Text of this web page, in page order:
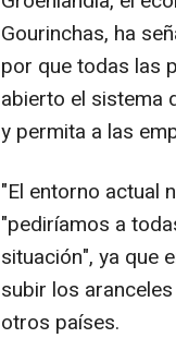
Gourinchas, ha
por que todas las
abierto el sistema
y permita a las
"El entorno actual
"pediríamos a
situación", ya que
subir los
otros países.